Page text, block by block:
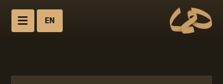
EN